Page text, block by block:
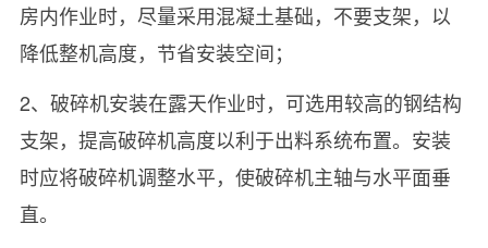
房内作业时，尽量采用混凝土基础，不要支架，以
降低整机高度，节省安装空间；
2、破碎机安装在露天作业时，可选用较高的钢结构
支架，提高破碎机高度以利于出料系统布置。安装
时应将破碎机调整水平，使破碎机主轴与水平面垂
直。